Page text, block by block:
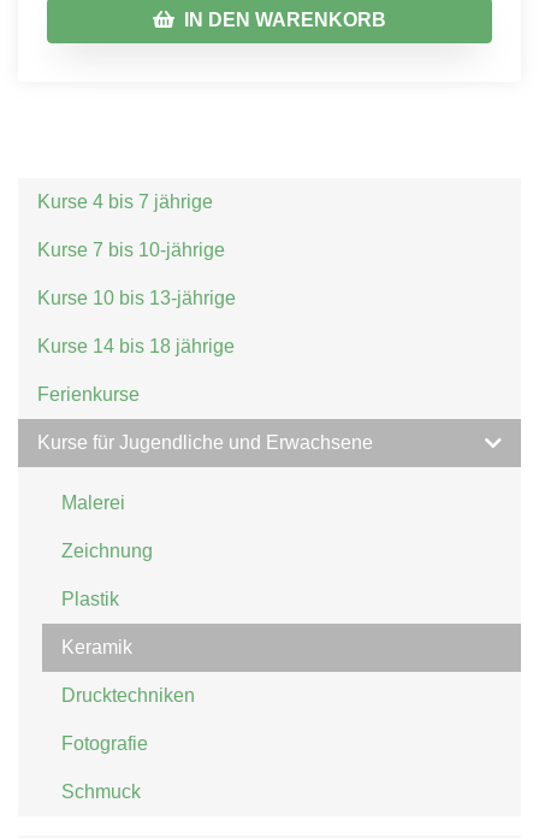
IN DEN WARENKORB
Kurse 4 bis 7 jährige
Kurse 7 bis 10-jährige
Kurse 10 bis 13-jährige
Kurse 14 bis 18 jährige
Ferienkurse
Kurse für Jugendliche und Erwachsene
Malerei
Zeichnung
Plastik
Keramik
Drucktechniken
Fotografie
Schmuck